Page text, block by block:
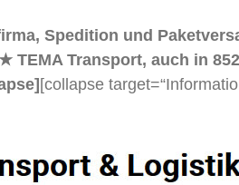
Spedition und
Transport, auch in
[collapse